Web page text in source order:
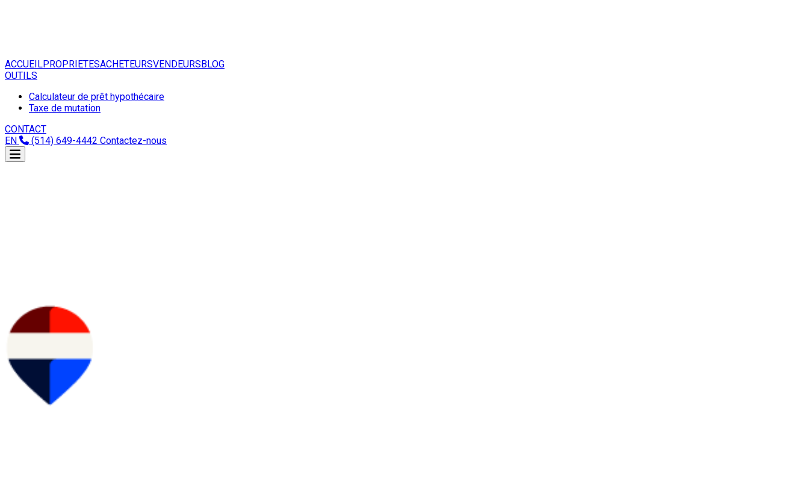
ACCUEILPROPRIETESACHETEURSVENDEURSBLOG
OUTILS
Calculateur de prêt hypothécaire
Taxe de mutation
CONTACT
EN
(514) 649-4442 Contactez-nous